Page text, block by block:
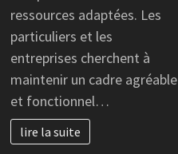
ressources adaptées. Les
particuliers et les
entreprises cherchent à
maintenir un cadre agréable
et fonctionnel…
lire la suite